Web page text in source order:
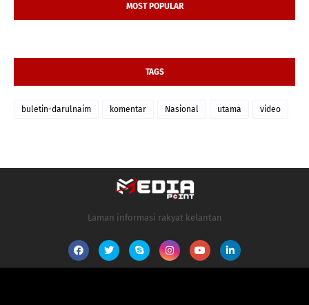
MOST POPULAR
TAGS
buletin-darulnaim komentar Nasional utama video
Laman informasi rakyat kelantan